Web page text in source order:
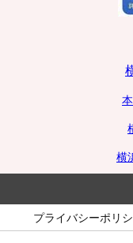
横
プライバシーポリ